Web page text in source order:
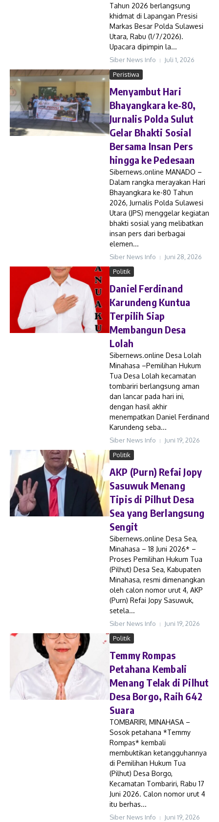
Tahun 2026 berlangsung
khidmat di Lapangan Presisi
Markas Besar Polda Sulawesi
Utara, Rabu (1/7/2026).
Upacara dipimpin la...
Siber News Info
Juli 1, 2026
Peristiwa
Menyambut Hari
Bhayangkara ke-80,
Jurnalis Polda Sulut
Gelar Bhakti Sosial
Bersama Insan Pers
hingga ke Pedesaan
Sibernews.online MANADO –
Dalam rangka merayakan Hari
Bhayangkara ke-80 Tahun
2026, Jurnalis Polda Sulawesi
Utara (JPS) menggelar kegiatan
bhakti sosial yang melibatkan
insan pers dari berbagai
elemen...
Siber News Info
Juni 28, 2026
Politik
Daniel Ferdinand
Karundeng Kuntua
Terpilih Siap
Membangun Desa
Lolah
Sibernews.online Desa Lolah
Minahasa –Pemilihan Hukum
Tua Desa Lolah kecamatan
tombariri berlangsung aman
dan lancar pada hari ini,
dengan hasil akhir
menempatkan Daniel Ferdinand
Karundeng seba...
Siber News Info
Juni 19, 2026
Politik
AKP (Purn) Refai Jopy
Sasuwuk Menang
Tipis di Pilhut Desa
Sea yang Berlangsung
Sengit
Sibernews.online Desa Sea,
Minahasa – 18 Juni 2026* –
Proses Pemilihan Hukum Tua
(Pilhut) Desa Sea, Kabupaten
Minahasa, resmi dimenangkan
oleh calon nomor urut 4, AKP
(Purn) Refai Jopy Sasuwuk,
setela...
Siber News Info
Juni 19, 2026
Politik
Temmy Rompas
Petahana Kembali
Menang Telak di Pilhut
Desa Borgo, Raih 642
Suara
TOMBARIRI, MINAHASA –
Sosok petahana *Temmy
Rompas* kembali
membuktikan ketangguhannya
di Pemilihan Hukum Tua
(Pilhut) Desa Borgo,
Kecamatan Tombariri, Rabu 17
Juni 2026. Calon nomor urut 4
itu berhas...
Siber News Info Juni 19, 2026